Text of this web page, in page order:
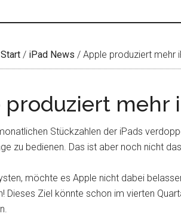
Start / iPad News / Apple produziert mehr
mehr
Stückzahlen der iPads
zu bedienen. Das ist aber noch nicht
möchte es Apple nicht dabei
Dieses Ziel könnte schon im vierten